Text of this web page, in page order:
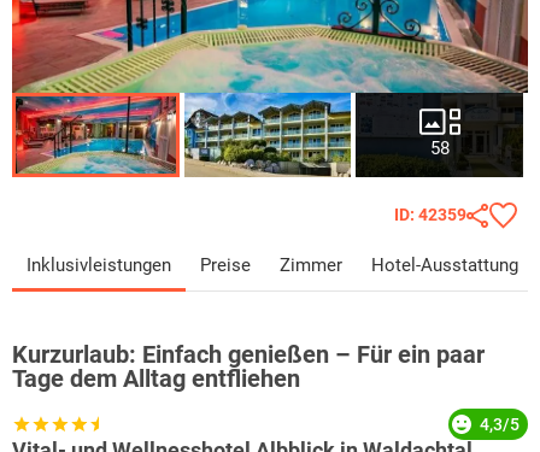
58
ID: 42359
Inklusivleistungen Preise Zimmer Hotel-Ausstattung
Kurzurlaub: Einfach genießen – Für ein paar
Tage dem Alltag entfliehen
4,3/5